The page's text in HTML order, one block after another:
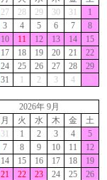
27 28 29 30 31
1
3 4 5 6 7
8
10 11 12 13 14
15
17 18 19 20 21
22
24 25 26 27 28
29
31 1 2 3 4 5
2026年 9月
月 火 水 木 金
土
31 1 2 3 4
5
7 8 9 10 11
12
14 15 16 17 18
19
21 22 23 24 25
26